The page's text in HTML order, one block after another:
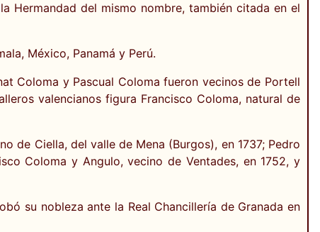
Hermandad del mismo nombre, también citada en el
México, Panamá y Perú.
Coloma y Pascual Coloma fueron vecinos de Portell
valencianos figura Francisco Coloma, natural de
de Ciella, del valle de Mena (Burgos), en 1737; Pedro
Coloma y Angulo, vecino de Ventades, en 1752, y
su nobleza ante la Real Chancillería de Granada en